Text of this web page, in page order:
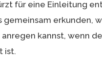
für eine Einleitung
gemeinsam erkunden,
kannst, wenn
ist.